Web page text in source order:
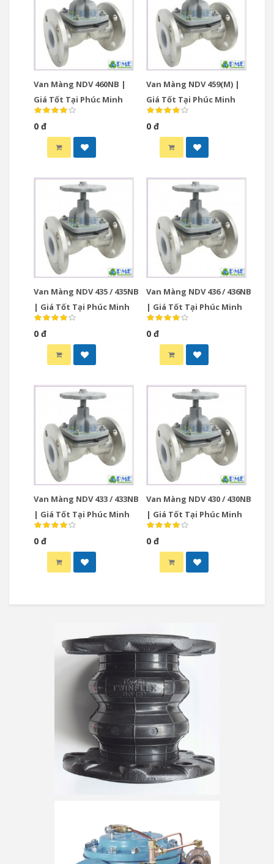
Van Màng NDV 460NB |
Giá Tốt Tại Phúc Minh
0 đ
Van Màng NDV 459(M) |
Giá Tốt Tại Phúc Minh
0 đ
Van Màng NDV 435 / 435NB
| Giá Tốt Tại Phúc Minh
0 đ
Van Màng NDV 436 / 436NB
| Giá Tốt Tại Phúc Minh
0 đ
Van Màng NDV 433 / 433NB
| Giá Tốt Tại Phúc Minh
0 đ
Van Màng NDV 430 / 430NB
| Giá Tốt Tại Phúc Minh
0 đ